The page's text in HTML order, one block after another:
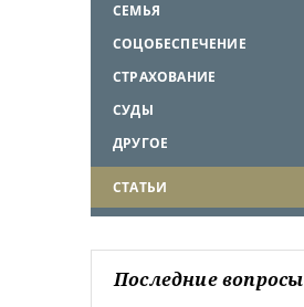
СЕМЬЯ
СОЦОБЕСПЕЧЕНИЕ
СТРАХОВАНИЕ
СУДЫ
ДРУГОЕ
СТАТЬИ
Последние вопросы